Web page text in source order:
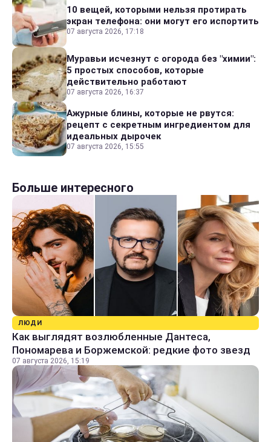
10 вещей, которыми нельзя протирать
экран телефона: они могут его испортить
07 августа 2026, 17:18
Муравьи исчезнут с огорода без "химии":
5 простых способов, которые
действительно работают
07 августа 2026, 16:37
Ажурные блины, которые не рвутся:
рецепт с секретным ингредиентом для
идеальных дырочек
07 августа 2026, 15:55
Больше интересного
ЛЮДИ
Как выглядят возлюбленные Дантеса,
Пономарева и Боржемской: редкие фото звезд
07 августа 2026, 15:19